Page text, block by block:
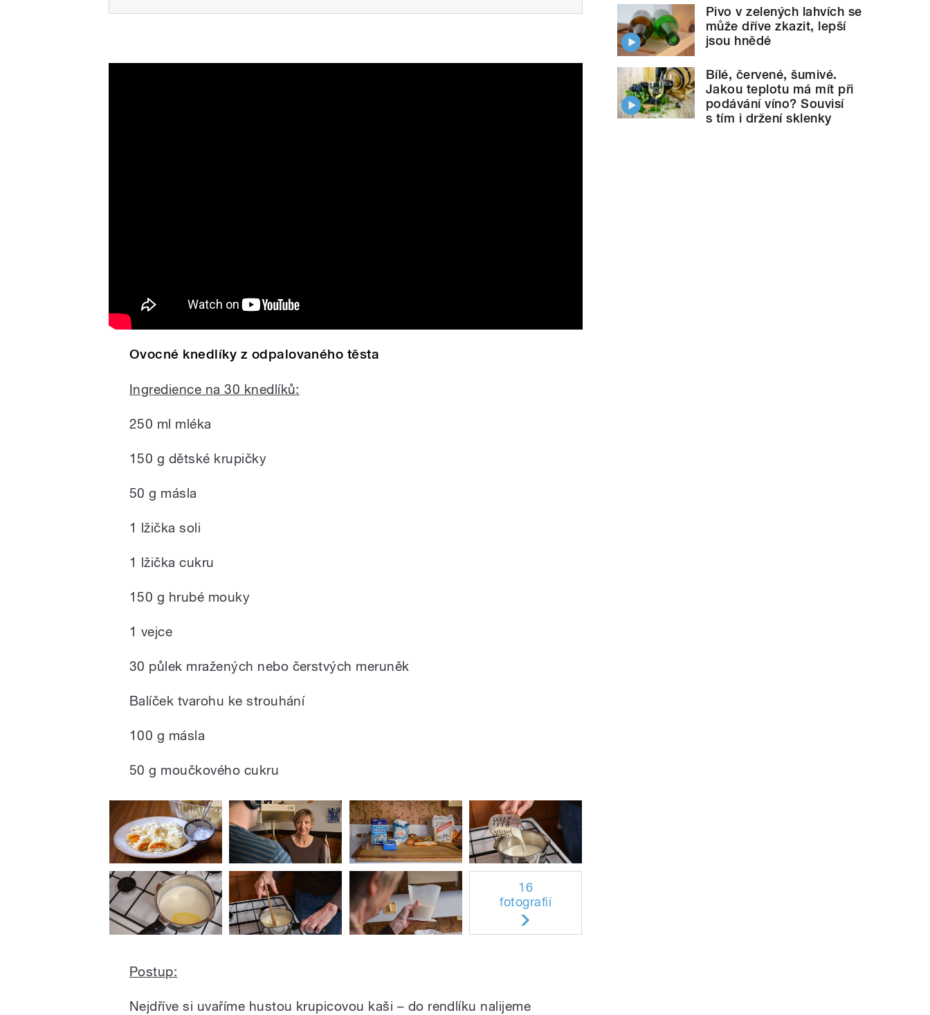
Ovocné knedlíky z odpalovaného těsta
Ingredience na 30 knedlíků:
250 ml mléka
150 g dětské krupičky
50 g másla
1 lžička soli
1 lžička cukru
150 g hrubé mouky
1 vejce
30 půlek mražených nebo čerstvých meruněk
Balíček tvarohu ke strouhání
100 g másla
50 g moučkového cukru
16
fotografií
Postup:
Nejdříve si uvaříme hustou krupicovou kaši – do rendlíku nalijeme
Pivo v zelených lahvích se
může dříve zkazit, lepší
jsou hnědé
Bílé, červené, šumivé.
Jakou teplotu má mít při
podávání víno? Souvisí
s tím i držení sklenky